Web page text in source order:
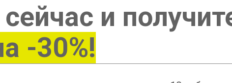
и
-30%!